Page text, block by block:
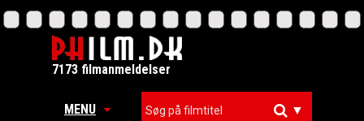
7173 filmanmeldelser
MENU ▼